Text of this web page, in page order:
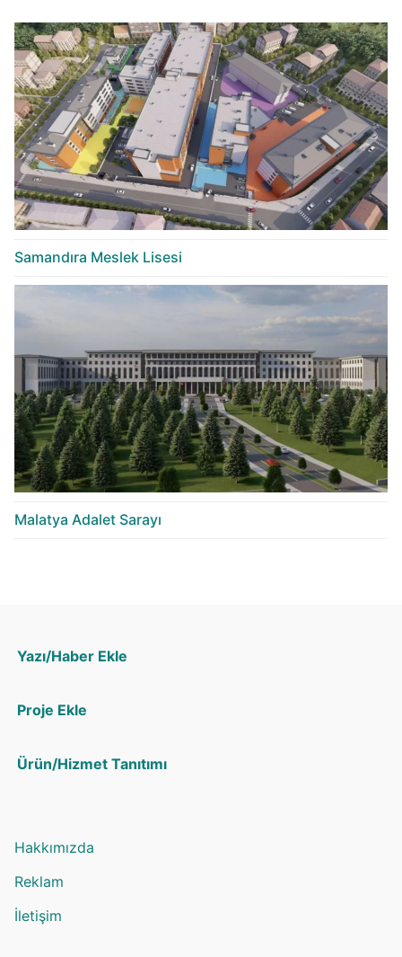
Samandıra Meslek Lisesi
Malatya Adalet Sarayı
Yazı/Haber Ekle
Proje Ekle
Ürün/Hizmet Tanıtımı
Hakkımızda
Reklam
İletişim